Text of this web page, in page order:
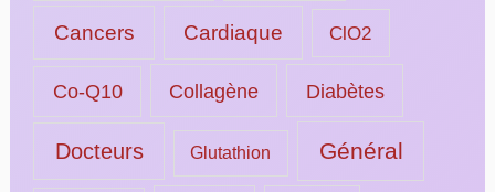
Cancers Cardiaque ClO2
Co-Q10 Collagène Diabètes
Docteurs Glutathion Général